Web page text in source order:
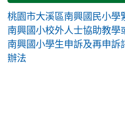
桃園市大溪區南興國民小學
南興國小校外人士協助教學
南興國小學生申訴及再申訴
辦法